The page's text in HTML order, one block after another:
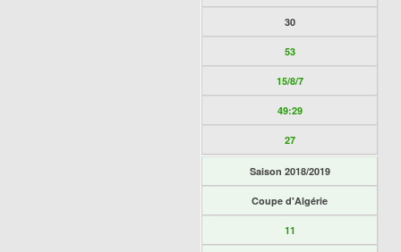
30
53
15/8/7
49:29
27
Saison 2018/2019
Coupe d'Algérie
11